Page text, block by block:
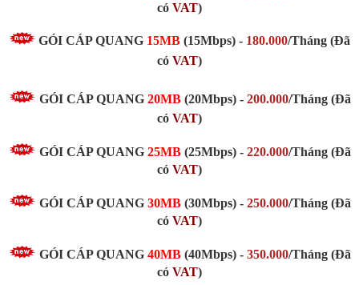
có VAT)
GÓI CÁP QUANG 15MB (15Mbps) - 180.000/Tháng (Đã
có VAT)
GÓI CÁP QUANG 20MB (20Mbps) - 200.000/Tháng (Đã
có VAT)
GÓI CÁP QUANG 25MB (25Mbps) - 220.000/Tháng (Đã
có VAT)
GÓI CÁP QUANG 30MB (30Mbps) - 250.000/Tháng (Đã
có VAT)
GÓI CÁP QUANG 40MB (40Mbps) - 350.000/Tháng (Đã
có VAT)